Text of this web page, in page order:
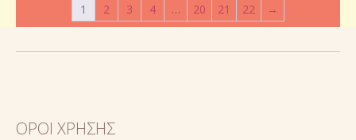
1 2 3 4 … 20 21 22 →
ΌΡΟΙ ΧΡΉΣΗΣ